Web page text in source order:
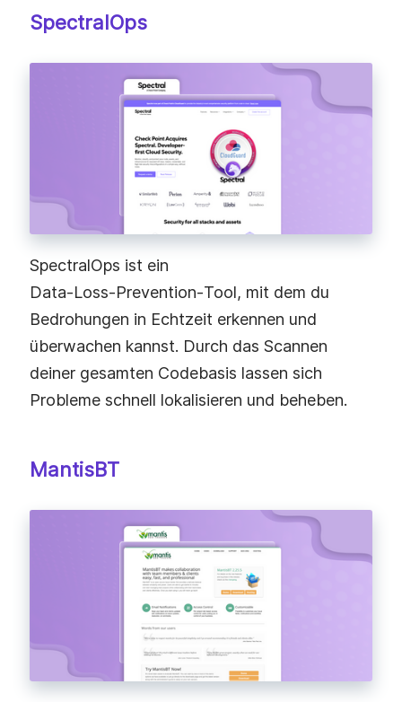
SpectralOps
SpectralOps ist ein
Data‑Loss‑Prevention‑Tool, mit dem du
Bedrohungen in Echtzeit erkennen und
überwachen kannst. Durch das Scannen
deiner gesamten Codebasis lassen sich
Probleme schnell lokalisieren und beheben.
MantisBT